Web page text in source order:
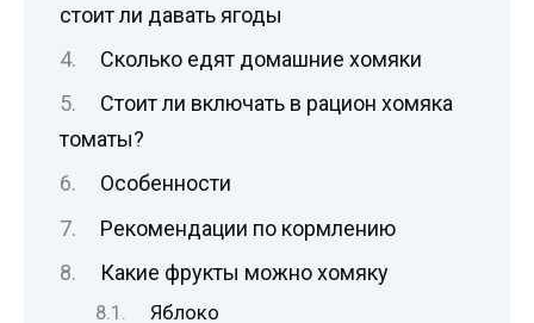
стоит ли давать ягоды
Сколько едят домашние хомяки
Стоит ли включать в рацион хомяка
томаты?
Особенности
Рекомендации по кормлению
Какие фрукты можно хомяку
Яблоко